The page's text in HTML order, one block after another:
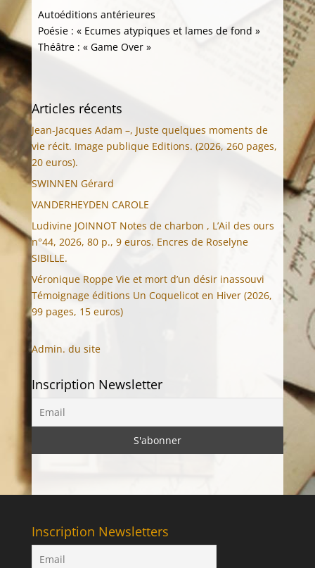
Autoéditions antérieures
Poésie : « Ecumes atypiques et lames de fond »
Théâtre : « Game Over »
Articles récents
Jean-Jacques Adam –, Juste quelques moments de
vie récit. Image publique Editions. (2026, 260 pages,
20 euros).
SWINNEN Gérard
VANDERHEYDEN CAROLE
Ludivine JOINNOT Notes de charbon , L’Ail des ours
n°44, 2026, 80 p., 9 euros. Encres de Roselyne
SIBILLE.
Véronique Roppe Vie et mort d’un désir inassouvi
Témoignage éditions Un Coquelicot en Hiver (2026,
99 pages, 15 euros)
Admin. du site
Inscription Newsletter
Inscription Newsletters